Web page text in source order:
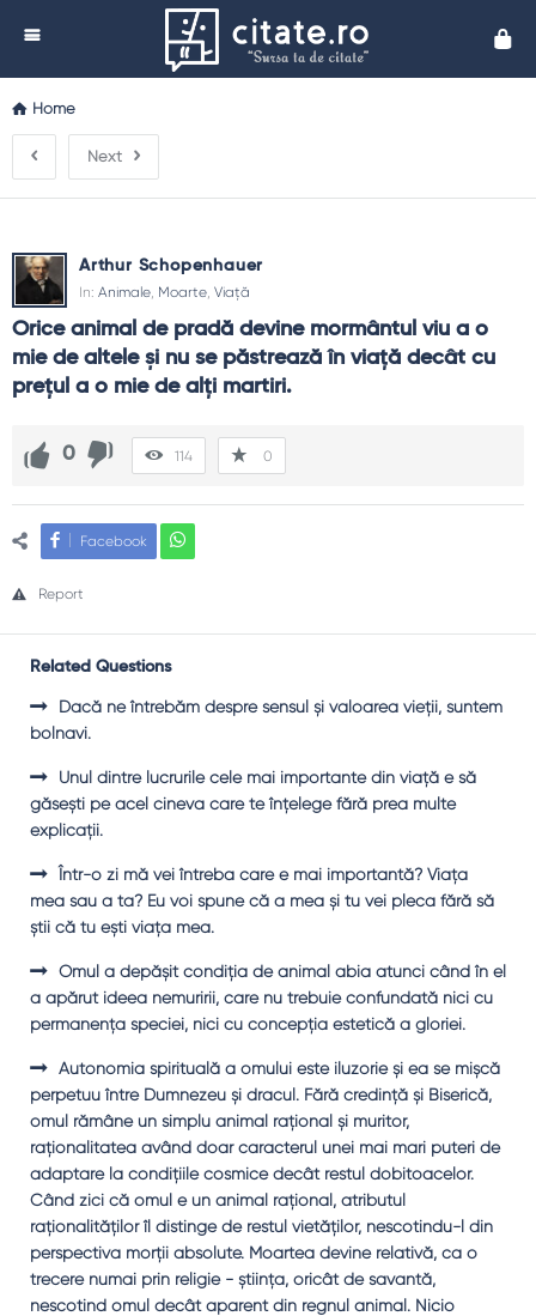
Home
Next
Arthur Schopenhauer
In: Animale, Moarte, Viață
Orice animal de pradă devine mormântul viu a o
mie de altele şi nu se păstrează în viaţă decât cu
preţul a o mie de alţi martiri.
0 114 0
Facebook
Report
Related Questions
Dacă ne întrebăm despre sensul şi valoarea vieţii, suntem
bolnavi.
Unul dintre lucrurile cele mai importante din viaţă e să
găseşti pe acel cineva care te înţelege fără prea multe
explicaţii.
Într-o zi mă vei întreba care e mai importantă? Viaţa
mea sau a ta? Eu voi spune că a mea şi tu vei pleca fără să
ştii că tu eşti viaţa mea.
Omul a depăşit condiţia de animal abia atunci când în el
a apărut ideea nemuririi, care nu trebuie confundată nici cu
permanenţa speciei, nici cu concepţia estetică a gloriei.
Autonomia spirituală a omului este iluzorie şi ea se mişcă
perpetuu între Dumnezeu şi dracul. Fără credinţă şi Biserică,
omul rămâne un simplu animal raţional şi muritor,
raţionalitatea având doar caracterul unei mai mari puteri de
adaptare la condiţiile cosmice decât restul dobitoacelor.
Când zici că omul e un animal raţional, atributul
raţionalităţilor îl distinge de restul vietăţilor, nescotindu-l din
perspectiva morţii absolute. Moartea devine relativă, ca o
trecere numai prin religie - ştiinţa, oricât de savantă,
nescotind omul decât aparent din regnul animal. Nicio